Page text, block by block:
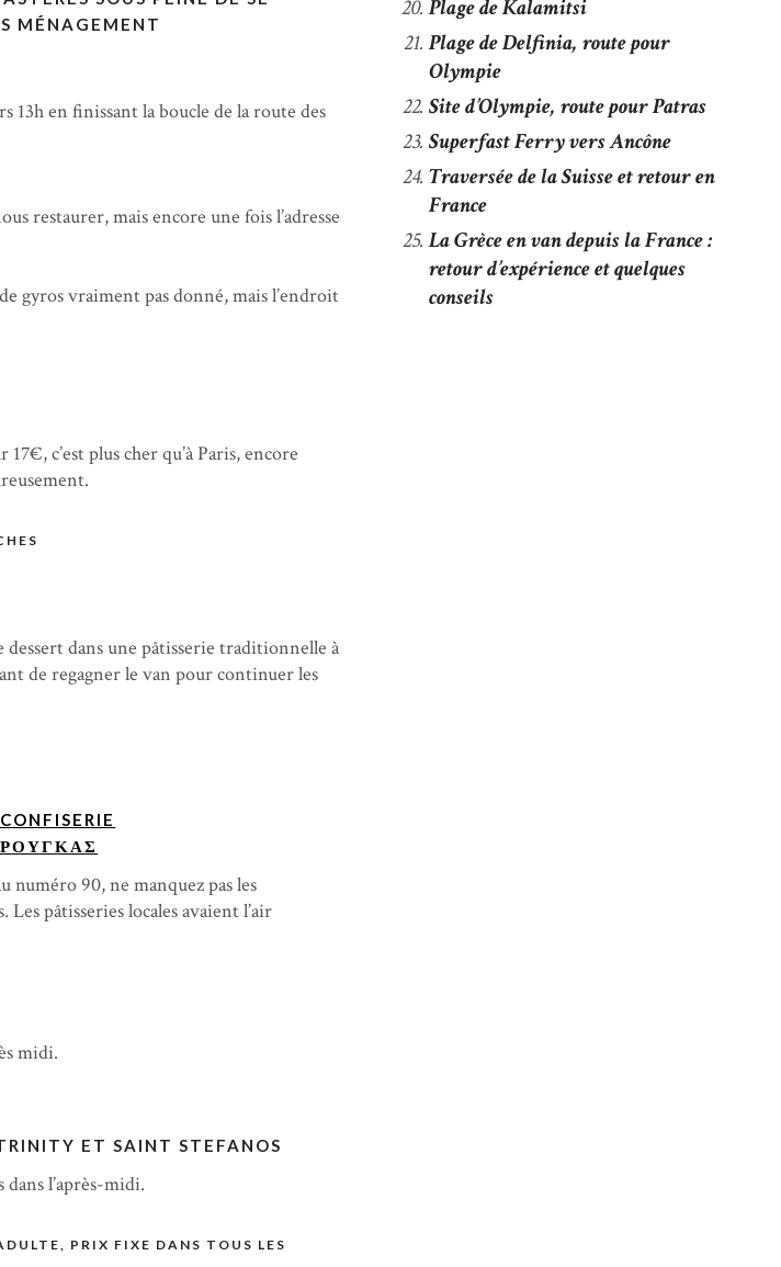
MÉNAGEMENT
13h en finissant la boucle de la route des
restaurer, mais encore une fois l’adresse
gyros vraiment pas donné, mais l’endroit
c’est plus cher qu’à Paris, encore
dessert dans une pâtisserie traditionnelle à
de regagner le van pour continuer les
numéro 90, ne manquez pas les
Les pâtisseries locales avaient l’air
midi.
ET SAINT STEFANOS
l’après-midi.
PRIX FIXE DANS TOUS LES
Plage de Kalamitsi
Plage de Delfinia, route pour
Olympie
Site d’Olympie, route pour Patras
Superfast Ferry vers Ancône
Traversée de la Suisse et retour en
France
La Grèce en van depuis la France :
retour d’expérience et quelques
conseils